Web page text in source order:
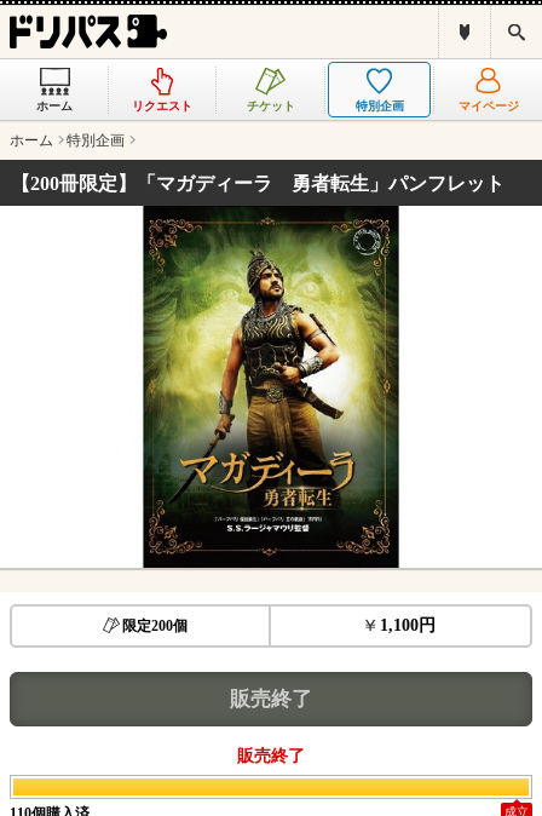
ス
ホーム リクエスト チケット 特別企画 マイページ
ホーム 特別企画
【200冊限定】「マガディーラ 勇者転生」パンフレット
限定200個 1,100円
販売終了
販売終了
成立